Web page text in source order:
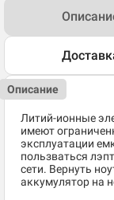
Описание
Литий-ионные
имеют
эксплуатации
пользваться
сети. Вернуть
аккумулятор на